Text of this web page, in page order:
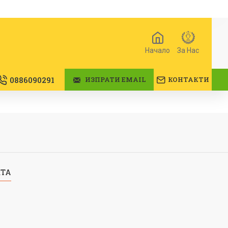
Начало За Нас
0886090291 ИЗПРАТИ EMAIL КОНТАКТИ